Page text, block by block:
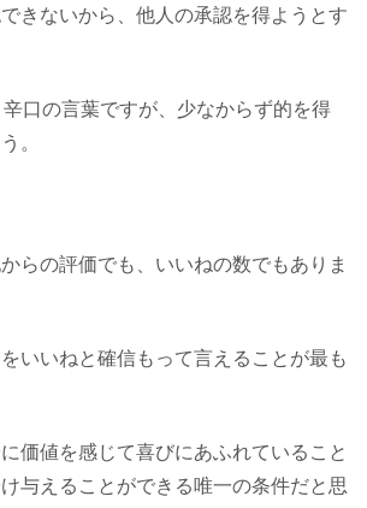
きないから、他人の承認を得ようとす
口の言葉ですが、少なからず的を得
。
らの評価でも、いいねの数でもありま
いいねと確信もって言えることが最も
価値を感じて喜びにあふれていること
与えることができる唯一の条件だと思